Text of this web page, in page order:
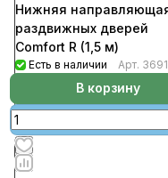
Нижняя
раздвижных дверей
Comfort R (1,5 м)
Есть в наличии Арт.
В корзину